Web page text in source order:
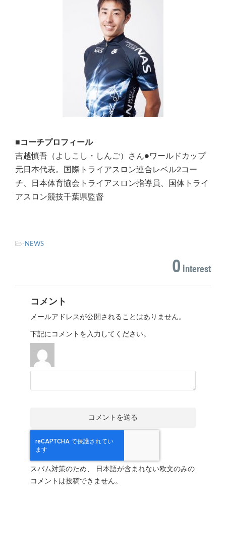
■コーチプロフィール
吉越慎吾（よしこし・しんご）さん●ワールドカップ
元日本代表。国際トライアスロン連合レベル2コー
チ、日本体育協会トライアスロン指導員、国体トライ
アスロン競技千葉県監督
- NEWS
0 interest
コメント
メールアドレスが公開されることはありません。
下記にコメントを入力してください。
スパム対策のため、 日本語が含まれない欧文のみの
コメントは投稿できません。